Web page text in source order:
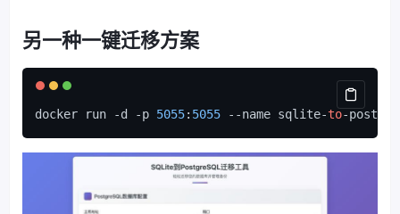
另一种一键迁移方案
docker run -d -p 5055: 5055 --name sqlite-to-